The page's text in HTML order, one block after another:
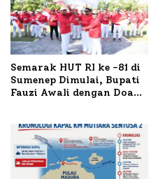
Semarak HUT RI ke -81 di
Sumenep Dimulai, Bupati
Fauzi Awali dengan Doa